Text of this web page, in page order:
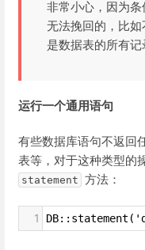
非常小心，因为
无法挽回的，比
是数据表的所有记
运行一个通用语句
有些数据库语句不返回
表等，对于这种类型的
statement 方法：
1